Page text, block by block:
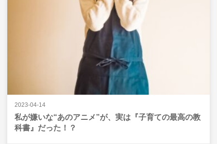
2023-04-14
私が嫌いな“あのアニメ”が、実は『子育ての最高の教
科書』だった！？